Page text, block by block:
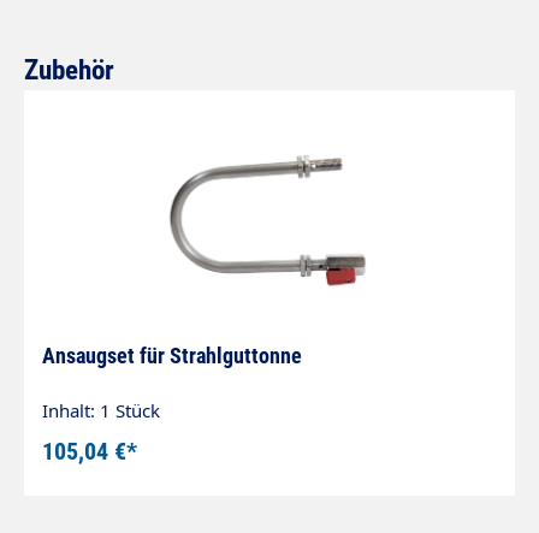
Produktgalerie überspringen
Zubehör
Ansaugset für Strahlguttonne
Inhalt: 1 Stück
105,04 €*